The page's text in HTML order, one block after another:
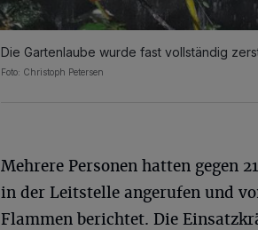
Die Gartenlaube wurde fast vollständig
Foto: Christoph Petersen
Mehrere Personen hatten gegen
in der Leitstelle angerufen und
Flammen berichtet. Die